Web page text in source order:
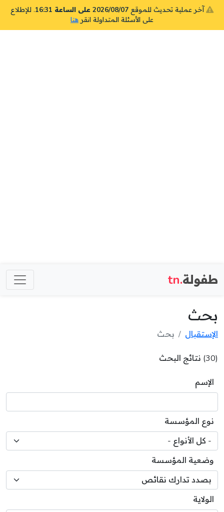
آخر عملية تحديث للموقع 2026/08/07 على الساعة 16:31
. للإطلاع
على الأسئلة المتداولة انقر هنا
طفولة.tn
بحث
الإستقبال بحث
(30) نتائج البحث
الإسم
نوع المؤسسة
وضعية المؤسسة
الولاية